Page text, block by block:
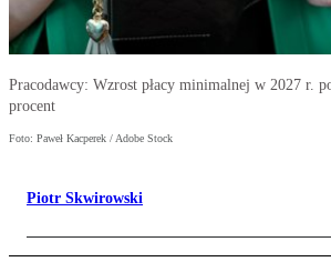
Pracodawcy: Wzrost płacy minimalnej w 2027 r.
procent
Foto: Paweł Kacperek / Adobe Stock
Piotr Skwirowski